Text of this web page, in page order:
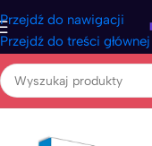
Przejdź do nawigacji
Przejdź do treści głównej
Strona główna/Windows/